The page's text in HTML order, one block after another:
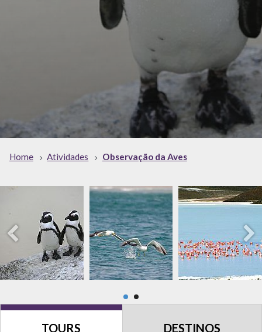
Home Atividades Observação da Aves
TOURS DESTINOS